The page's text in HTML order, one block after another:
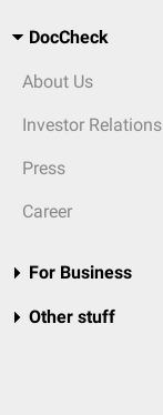
DocCheck
About Us
Investor Relations
Press
Career
For Business
Other stuff